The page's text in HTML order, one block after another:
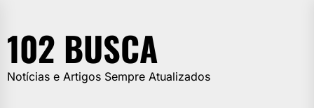
the
content
102 BUSCA
Notícias e Artigos Sempre Atualizados